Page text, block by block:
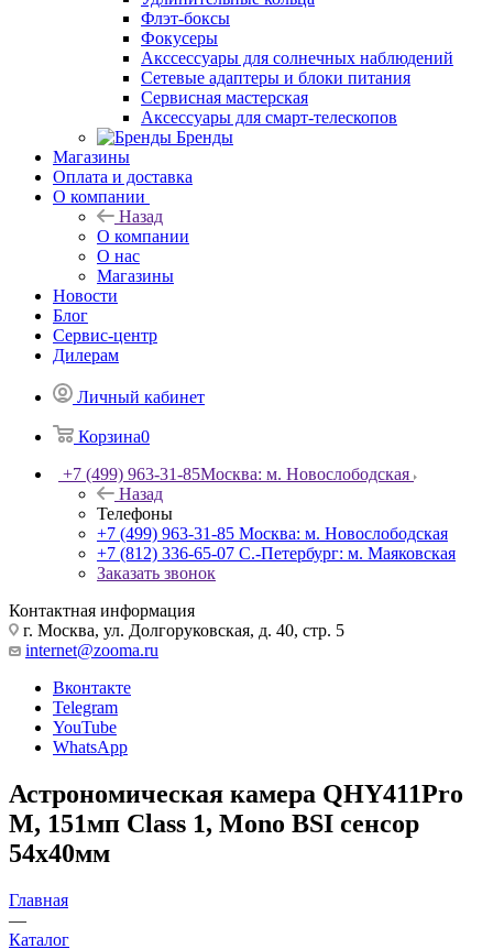
Флэт-боксы
Фокусеры
Акссессуары для солнечных наблюдений
Сетевые адаптеры и блоки питания
Сервисная мастерская
Аксессуары для смарт-телескопов
Бренды
Магазины
Оплата и доставка
О компании
Назад
О компании
О нас
Магазины
Новости
Блог
Сервис-центр
Дилерам
Личный кабинет
Корзина0
+7 (499) 963-31-85Москва: м. Новослободская
Назад
Телефоны
+7 (499) 963-31-85 Москва: м. Новослободская
+7 (812) 336-65-07 С.-Петербург: м. Маяковская
Заказать звонок
Контактная информация
г. Москва, ул. Долгоруковская, д. 40, стр. 5
internet@zooma.ru
Вконтакте
Telegram
YouTube
WhatsApp
Астрономическая камера QHY411Pro
M, 151мп Class 1, Mono BSI сенсор
54x40мм
Главная
—
Каталог